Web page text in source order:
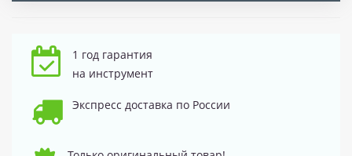
1 год гарантия
на инструмент
Экспресс доставка по России